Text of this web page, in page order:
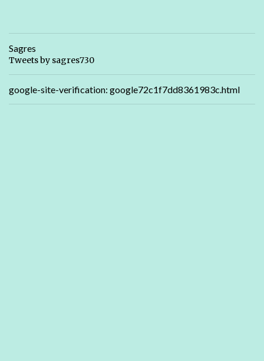
Sagres
Tweets by sagres730
google-site-verification: google72c1f7dd8361983c.html